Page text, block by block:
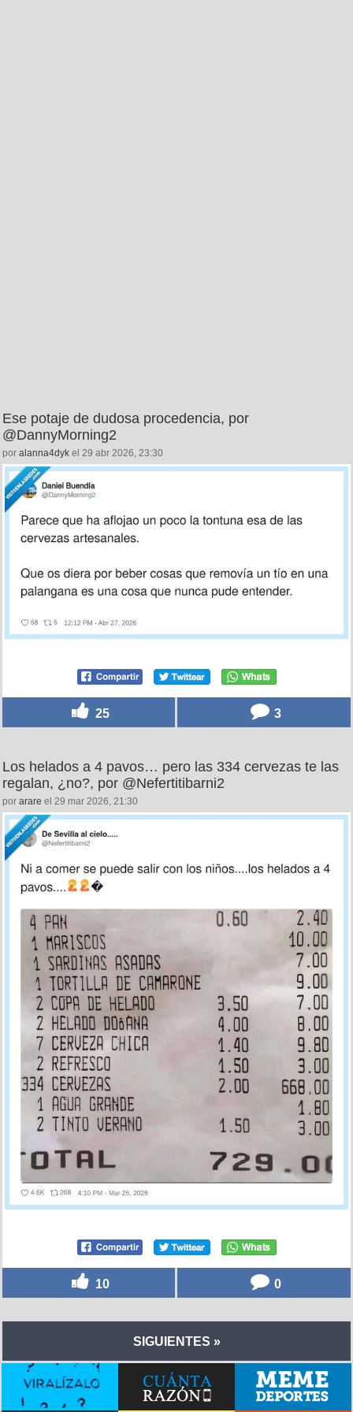
Ese potaje de dudosa procedencia, por
@DannyMorning2
por alanna4dyk el 29 abr 2026, 23:30
25 3
Los helados a 4 pavos… pero las 334 cervezas te las
regalan, ¿no?, por @Nefertitibarni2
por arare el 29 mar 2026, 21:30
10 0
SIGUIENTES »